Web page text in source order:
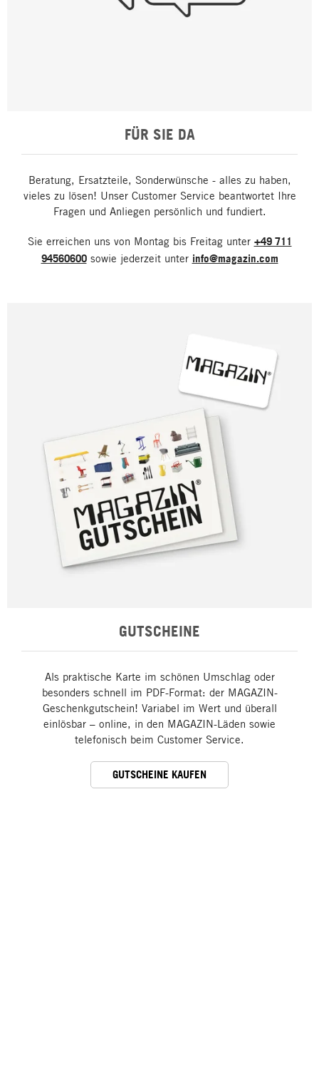
FÜR SIE DA
Beratung, Ersatzteile, Sonderwünsche - alles zu haben,
vieles zu lösen! Unser Customer Service beantwortet Ihre
Fragen und Anliegen persönlich und fundiert.
Sie erreichen uns von Montag bis Freitag unter +49 711
94560600sowie jederzeit unter info@magazin.com
GUTSCHEINE
Als praktische Karte im schönen Umschlag oder
besonders schnell im PDF-Format: der MAGAZIN-
Geschenkgutschein! Variabel im Wert und überall
einlösbar – online, in den MAGAZIN-Läden sowie
telefonisch beim Customer Service.
GUTSCHEINE KAUFEN